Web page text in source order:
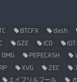
BTCFX dash
GZE ICO IOT
OMG PEPECASH
XVG ZEC
エイプリルフール